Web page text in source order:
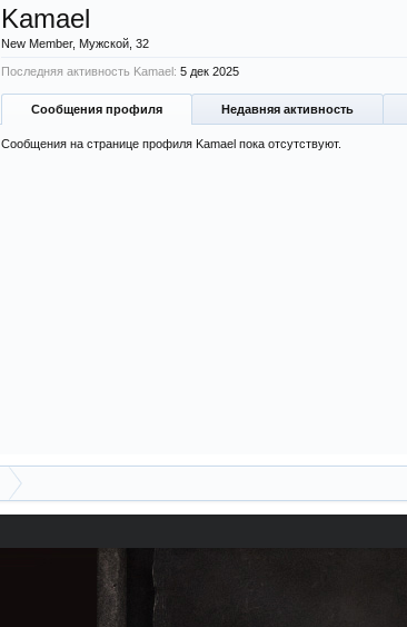
Kamael
New Member, Мужской, 32
Последняя активность Kamael: 5 дек 2025
Сообщения профиля Недавняя активность
Сообщения на странице профиля Kamael пока отсутствуют.